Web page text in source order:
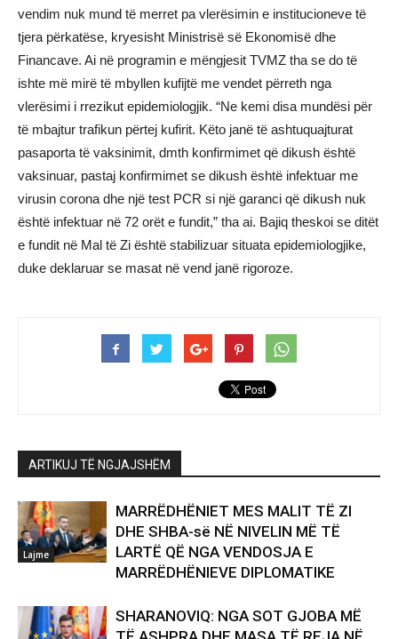
vendim nuk mund të merret pa vlerësimin e institucioneve të
tjera përkatëse, kryesisht Ministrisë së Ekonomisë dhe
Financave. Ai në programin e mëngjesit TVMZ tha se do të
ishte më mirë të mbyllen kufijtë me vendet përreth nga
vlerësimi i rrezikut epidemiologjik. “Ne kemi disa mundësi për
të mbajtur trafikun përtej kufirit. Këto janë të ashtuquajturat
pasaporta të vaksinimit, dmth konfirmimet që dikush është
vaksinuar, pastaj konfirmimet se dikush është infektuar me
virusin corona dhe një test PCR si një garanci që dikush nuk
është infektuar në 72 orët e fundit,” tha ai. Bajiq theskoi se ditët
e fundit në Mal të Zi është stabilizuar situata epidemiologjike,
duke deklaruar se masat në vend janë rigoroze.
ARTIKUJ TË NGJAJSHËM
Lajme
MARRËDHËNIET MES MALIT TË ZI
DHE SHBA-së NË NIVELIN MË TË
LARTË QË NGA VENDOSJA E
MARRËDHËNIEVE DIPLOMATIKE
SHARANOVIQ: NGA SOT GJOBA MË